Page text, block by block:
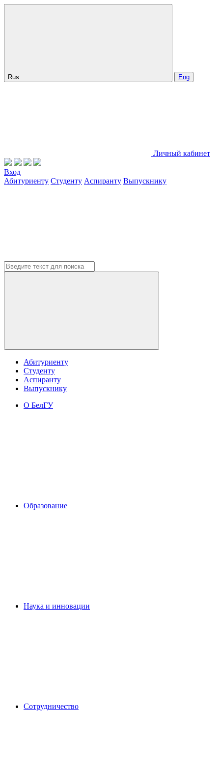
Rus Eng
Личный кабинет
Вход
Абитуриенту Студенту Аспиранту Выпускнику
Абитуриенту
Студенту
Аспиранту
Выпускнику
О БелГУ
Образование
Наука и инновации
Сотрудничество